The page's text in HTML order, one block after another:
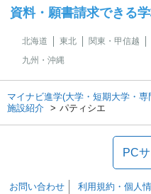
資料・願書請求できる
北海道 東北 関東・甲信越
九州・沖縄
マイナビ進学(大学・短期大学・専
施設紹介
パティシエ
PC
お問い合わせ 利用規約・個人